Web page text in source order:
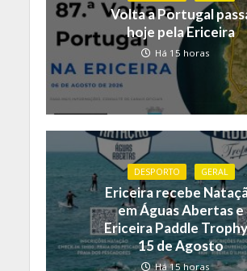
Volta a Portugal
hoje pela Ericeira
Há 15 horas
DESPORTO GERAL
Ericeira recebe
em Águas Abertas e
Ericeira Paddle
15 de Agosto
Há 15 horas